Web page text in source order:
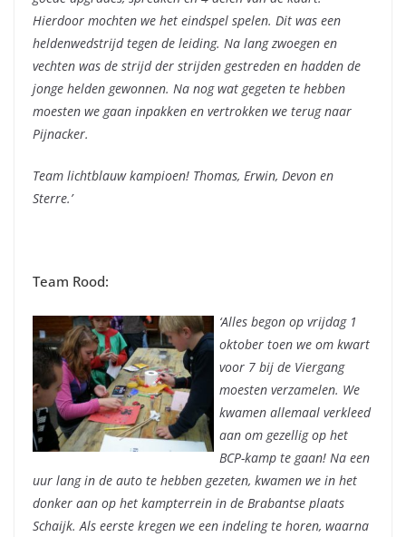
Hierdoor mochten we het eindspel spelen. Dit was een
heldenwedstrijd tegen de leiding. Na lang zwoegen en
vechten was de strijd der strijden gestreden en hadden de
jonge helden gewonnen. Na nog wat gegeten te hebben
moesten we gaan inpakken en vertrokken we terug naar
Pijnacker.
Team lichtblauw kampioen! Thomas, Erwin, Devon en
Sterre.’
Team Rood:
‘Alles begon op vrijdag 1
oktober toen we om kwart
voor 7 bij de Viergang
moesten verzamelen. We
kwamen allemaal verkleed
aan om gezellig op het
BCP-kamp te gaan! Na een
uur lang in de auto te hebben gezeten, kwamen we in het
donker aan op het kampterrein in de Brabantse plaats
Schaijk. Als eerste kregen we een indeling te horen, waarna